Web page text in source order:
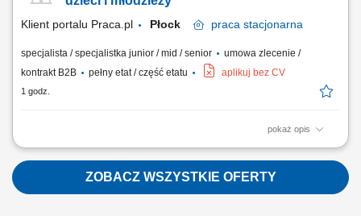
Klient portalu Praca.pl Płock praca stacjonarna
specjalista / specjalistka junior / mid / senior
umowa zlecenie /
kontrakt B2B
pełny etat / część etatu aplikuj bez CV
1 godz.
pokaż opis
prowadzenie indywidualnej oraz grupowej pracy terapeutycznej z
dziećmi i młodzieżą; przeprowadzanie konsultacji oraz diagnozy
psychologicznej; tworzenie i prowadzenie dokumentacji pacjentów
zgodnie ze standardami; budowanie relacji terapeutycznej z pacjentami
ZOBACZ WSZYSTKIE OFERTY